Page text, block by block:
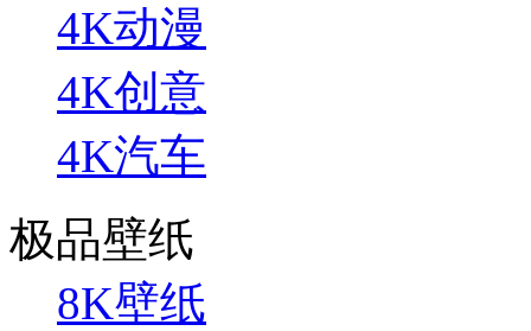
4K动漫
4K创意
4K汽车
极品壁纸
8K壁纸